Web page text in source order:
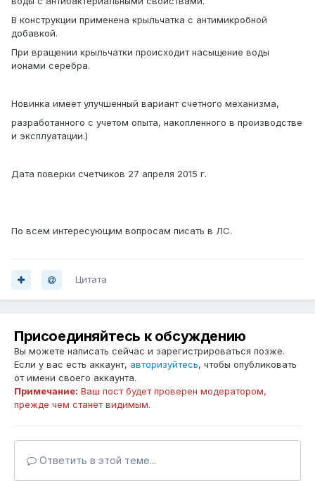
В конструкции применена крыльчатка с антимикробной
добавкой.
При вращении крыльчатки происходит насыщение воды
ионами серебра.
Новинка имеет улучшенный вариант счетного механизма,
разработанного с учетом опыта, накопленного в производстве
и эксплуатации.)
Дата поверки счетчиков 27 апреля 2015 г.
По всем интересующим вопросам писать в ЛС.
Цитата
Присоединяйтесь к обсуждению
Вы можете написать сейчас и зарегистрироваться позже.
Если у вас есть аккаунт, авторизуйтесь, чтобы опубликовать
от имени своего аккаунта.
Примечание: Ваш пост будет проверен модератором,
прежде чем станет видимым.
Ответить в этой теме...